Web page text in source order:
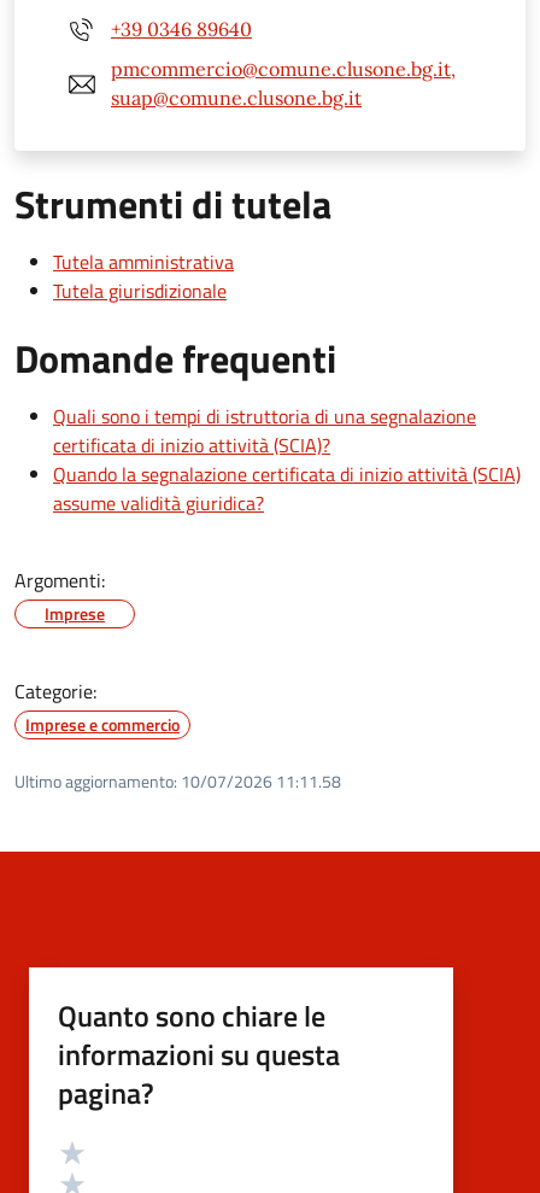
+39 0346 89640
pmcommercio@comune.clusone.bg.it,
suap@comune.clusone.bg.it
Strumenti di tutela
Tutela amministrativa
Tutela giurisdizionale
Domande frequenti
Quali sono i tempi di istruttoria di una segnalazione
certificata di inizio attività (SCIA)?
Quando la segnalazione certificata di inizio attività (SCIA)
assume validità giuridica?
Argomenti:
Imprese
Categorie:
Imprese e commercio
Ultimo aggiornamento: 10/07/2026 11:11.58
Quanto sono chiare le
informazioni su questa
pagina?
Valutazione